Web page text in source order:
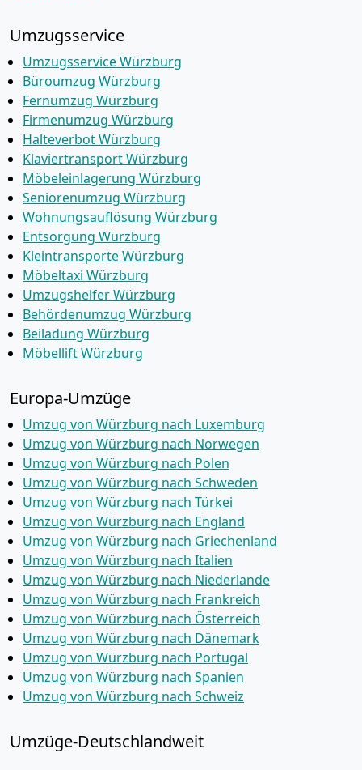
Umzugsservice
Umzugsservice Würzburg
Büroumzug Würzburg
Fernumzug Würzburg
Firmenumzug Würzburg
Halteverbot Würzburg
Klaviertransport Würzburg
Möbeleinlagerung Würzburg
Seniorenumzug Würzburg
Wohnungsauflösung Würzburg
Entsorgung Würzburg
Kleintransporte Würzburg
Möbeltaxi Würzburg
Umzugshelfer Würzburg
Behördenumzug Würzburg
Beiladung Würzburg
Möbellift Würzburg
Europa-Umzüge
Umzug von Würzburg nach Luxemburg
Umzug von Würzburg nach Norwegen
Umzug von Würzburg nach Polen
Umzug von Würzburg nach Schweden
Umzug von Würzburg nach Türkei
Umzug von Würzburg nach England
Umzug von Würzburg nach Griechenland
Umzug von Würzburg nach Italien
Umzug von Würzburg nach Niederlande
Umzug von Würzburg nach Frankreich
Umzug von Würzburg nach Österreich
Umzug von Würzburg nach Dänemark
Umzug von Würzburg nach Portugal
Umzug von Würzburg nach Spanien
Umzug von Würzburg nach Schweiz
Umzüge-Deutschlandweit